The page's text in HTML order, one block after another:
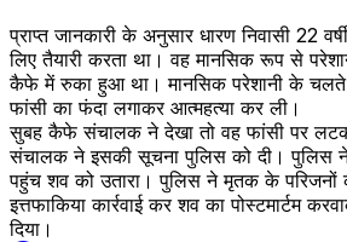
प्राप्त जानकारी के अनुसार धारण निवासी 22
लिए तैयारी करता था। वह मानसिक रूप से
कैफे में रुका हुआ था। मानसिक परेशानी के
फांसी का फंदा लगाकर आत्महत्या कर ली।
सुबह कैफे संचालक ने देखा तो वह फांसी पर
संचालक ने इसकी सूचना पुलिस को दी। पुलिस
पहुंच शव को उतारा। पुलिस ने मृतक के परिजनों
इत्तफाकिया कार्रवाई कर शव का पोस्टमार्टम
दिया।